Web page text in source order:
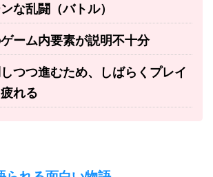
な乱闘（バトル）
ーム内要素が説明不十分
つつ進むため、しばらくプレイ
れる